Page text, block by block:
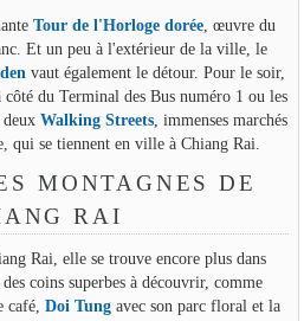
Tour de l'Horloge dorée, œuvre du
Et un peu à l'extérieur de la ville, le
vaut également le détour. Pour le soir,
du Terminal des Bus numéro 1 ou les
deux Walking Streets, immenses marchés
qui se tiennent en ville à Chiang Rai.
MONTAGNES DE
RAI
Rai, elle se trouve encore plus dans
coins superbes à découvrir, comme
café, Doi Tungavec son parc floral et la